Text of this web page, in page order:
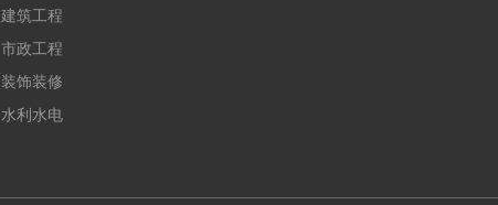
建筑工程
市政工程
装饰装修
水利水电